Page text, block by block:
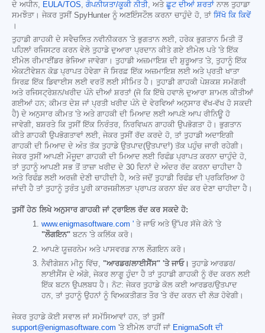
ਦੇ ਅਧੀਨ, EULA/TOS, ਗੋਪਨੀਯਤਾ/ਕੂਕੀ ਨੀਤੀ, ਅਤੇ ਛੂਟ ਦੀਆਂ ਸ਼ਰਤਾਂ ਨਾਲ ਤੁਹਾਡਾ
ਸਮਝੌਤਾ। ਜੇਕਰ ਤੁਸੀਂ SpyHunter ਨੂੰ ਅਣਇੰਸਟੌਲ ਕਰਨਾ ਚਾਹੁੰਦੇ ਹੋ, ਤਾਂ ਸਿੱਖੋ ਕਿ ਕਿਵੇਂ
।
ਤੁਹਾਡੀ ਗਾਹਕੀ ਦੇ ਸਵੈਚਲਿਤ ਨਵੀਨੀਕਰਨ 'ਤੇ ਭੁਗਤਾਨ ਲਈ, ਹਰੇਕ ਭੁਗਤਾਨ ਮਿਤੀ ਤੋਂ
ਪਹਿਲਾਂ ਰਜਿਸਟਰ ਕਰਨ ਵੇਲੇ ਤੁਹਾਡੇ ਦੁਆਰਾ ਪ੍ਰਦਾਨ ਕੀਤੇ ਗਏ ਈਮੇਲ ਪਤੇ 'ਤੇ ਇੱਕ
ਈਮੇਲ ਰੀਮਾਈਂਡਰ ਭੇਜਿਆ ਜਾਵੇਗਾ। ਤੁਹਾਡੀ ਅਜ਼ਮਾਇਸ਼ ਦੀ ਸ਼ੁਰੂਆਤ 'ਤੇ, ਤੁਹਾਨੂੰ ਇੱਕ
ਐਕਟੀਵੇਸ਼ਨ ਕੋਡ ਪ੍ਰਾਪਤ ਹੋਵੇਗਾ ਜੋ ਸਿਰਫ਼ ਇੱਕ ਅਜ਼ਮਾਇਸ਼ ਲਈ ਅਤੇ ਪ੍ਰਤੀ ਖਾਤਾ
ਸਿਰਫ਼ ਇੱਕ ਡਿਵਾਈਸ ਲਈ ਵਰਤੋਂ ਲਈ ਸੀਮਿਤ ਹੈ। ਤੁਹਾਡੀ ਗਾਹਕੀ ਪੇਸ਼ਕਸ਼ ਸਮੱਗਰੀ
ਅਤੇ ਰਜਿਸਟ੍ਰੇਸ਼ਨ/ਖਰੀਦ ਪੰਨੇ ਦੀਆਂ ਸ਼ਰਤਾਂ (ਜੋ ਕਿ ਇੱਥੇ ਹਵਾਲੇ ਦੁਆਰਾ ਸ਼ਾਮਲ ਕੀਤੀਆਂ
ਗਈਆਂ ਹਨ; ਕੀਮਤ ਦੇਸ਼ ਜਾਂ ਪ੍ਰਤੀ ਖਰੀਦ ਪੰਨੇ ਦੇ ਵੇਰਵਿਆਂ ਅਨੁਸਾਰ ਵੱਖ-ਵੱਖ ਹੋ ਸਕਦੀ
ਹੈ) ਦੇ ਅਨੁਸਾਰ ਕੀਮਤ 'ਤੇ ਅਤੇ ਗਾਹਕੀ ਦੀ ਮਿਆਦ ਲਈ ਆਪਣੇ ਆਪ ਰੀਨਿਊ ਹੋ
ਜਾਵੇਗੀ, ਬਸ਼ਰਤੇ ਕਿ ਤੁਸੀਂ ਇੱਕ ਨਿਰੰਤਰ, ਨਿਰਵਿਘਨ ਗਾਹਕੀ ਉਪਭੋਗਤਾ ਹੋ। ਭੁਗਤਾਨ
ਕੀਤੇ ਗਾਹਕੀ ਉਪਭੋਗਤਾਵਾਂ ਲਈ, ਜੇਕਰ ਤੁਸੀਂ ਰੱਦ ਕਰਦੇ ਹੋ, ਤਾਂ ਤੁਹਾਡੀ ਅਦਾਇਗੀ
ਗਾਹਕੀ ਦੀ ਮਿਆਦ ਦੇ ਅੰਤ ਤੱਕ ਤੁਹਾਡੇ ਉਤਪਾਦ(ਉਤਪਾਦਾਂ) ਤੱਕ ਪਹੁੰਚ ਜਾਰੀ ਰਹੇਗੀ।
ਜੇਕਰ ਤੁਸੀਂ ਆਪਣੀ ਮੌਜੂਦਾ ਗਾਹਕੀ ਦੀ ਮਿਆਦ ਲਈ ਰਿਫੰਡ ਪ੍ਰਾਪਤ ਕਰਨਾ ਚਾਹੁੰਦੇ ਹੋ,
ਤਾਂ ਤੁਹਾਨੂੰ ਆਪਣੀ ਸਭ ਤੋਂ ਤਾਜ਼ਾ ਖਰੀਦ ਦੇ 30 ਦਿਨਾਂ ਦੇ ਅੰਦਰ ਰੱਦ ਕਰਨਾ ਚਾਹੀਦਾ ਹੈ
ਅਤੇ ਰਿਫੰਡ ਲਈ ਅਰਜ਼ੀ ਦੇਣੀ ਚਾਹੀਦੀ ਹੈ, ਅਤੇ ਜਦੋਂ ਤੁਹਾਡੀ ਰਿਫੰਡ ਦੀ ਪ੍ਰਕਿਰਿਆ ਹੋ
ਜਾਂਦੀ ਹੈ ਤਾਂ ਤੁਹਾਨੂੰ ਤੁਰੰਤ ਪੂਰੀ ਕਾਰਜਸ਼ੀਲਤਾ ਪ੍ਰਾਪਤ ਕਰਨਾ ਬੰਦ ਕਰ ਦੇਣਾ ਚਾਹੀਦਾ ਹੈ।
ਤੁਸੀਂ ਹੇਠ ਲਿਖੇ ਅਨੁਸਾਰ ਗਾਹਕੀ ਜਾਂ ਟ੍ਰਾਇਲ ਰੱਦ ਕਰ ਸਕਦੇ ਹੋ:
www.enigmasoftware.com ' ਤੇ ਜਾਓ ਅਤੇ ਉੱਪਰ ਸੱਜੇ ਕੋਨੇ 'ਤੇ
"ਲੌਗਇਨ" ਬਟਨ 'ਤੇ ਕਲਿੱਕ ਕਰੋ।
ਆਪਣੇ ਯੂਜ਼ਰਨੇਮ ਅਤੇ ਪਾਸਵਰਡ ਨਾਲ ਲੌਗਇਨ ਕਰੋ।
ਨੈਵੀਗੇਸ਼ਨ ਮੀਨੂ ਵਿੱਚ, "ਆਰਡਰ/ਲਾਈਸੈਂਸ" 'ਤੇ ਜਾਓ। ਤੁਹਾਡੇ ਆਰਡਰ/
ਲਾਈਸੈਂਸ ਦੇ ਅੱਗੇ, ਜੇਕਰ ਲਾਗੂ ਹੁੰਦਾ ਹੈ ਤਾਂ ਤੁਹਾਡੀ ਗਾਹਕੀ ਨੂੰ ਰੱਦ ਕਰਨ ਲਈ
ਇੱਕ ਬਟਨ ਉਪਲਬਧ ਹੈ। ਨੋਟ: ਜੇਕਰ ਤੁਹਾਡੇ ਕੋਲ ਕਈ ਆਰਡਰ/ਉਤਪਾਦ
ਹਨ, ਤਾਂ ਤੁਹਾਨੂੰ ਉਹਨਾਂ ਨੂੰ ਵਿਅਕਤੀਗਤ ਤੌਰ 'ਤੇ ਰੱਦ ਕਰਨ ਦੀ ਲੋੜ ਹੋਵੇਗੀ।
ਜੇਕਰ ਤੁਹਾਡੇ ਕੋਈ ਸਵਾਲ ਜਾਂ ਸਮੱਸਿਆਵਾਂ ਹਨ, ਤਾਂ ਤੁਸੀਂ
support@enigmasoftware.com 'ਤੇ ਈਮੇਲ ਰਾਹੀਂ ਜਾਂ EnigmaSoft ਦੀ